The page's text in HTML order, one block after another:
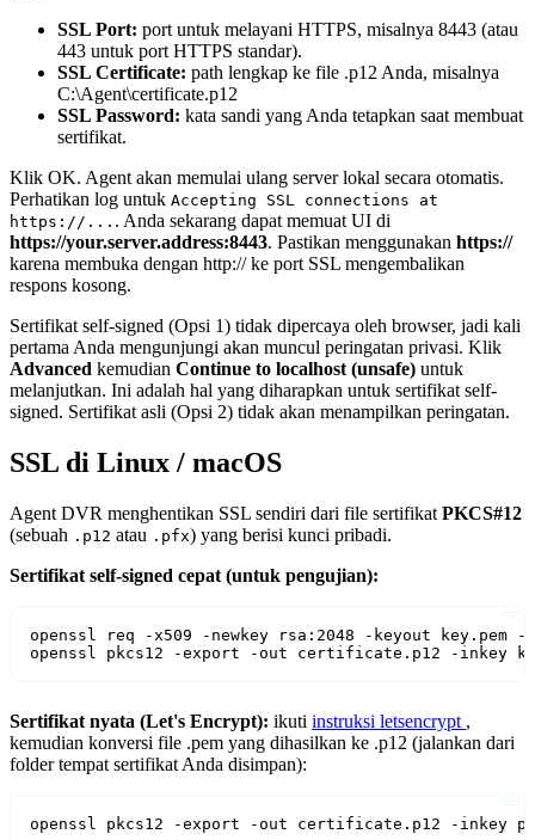
SSL Port: port untuk melayani HTTPS, misalnya 8443 (atau
443 untuk port HTTPS standar).
SSL Certificate: path lengkap ke file .p12 Anda, misalnya
C:\Agent\certificate.p12
SSL Password: kata sandi yang Anda tetapkan saat membuat
sertifikat.
Klik OK. Agent akan memulai ulang server lokal secara otomatis.
Perhatikan log untuk Accepting SSL connections at
https://... . Anda sekarang dapat memuat UI di
https://your.server.address:8443. Pastikan menggunakan https://
karena membuka dengan http:// ke port SSL mengembalikan
respons kosong.
Sertifikat self-signed (Opsi 1) tidak dipercaya oleh browser, jadi kali
pertama Anda mengunjungi akan muncul peringatan privasi. Klik
Advanced kemudian Continue to localhost (unsafe) untuk
melanjutkan. Ini adalah hal yang diharapkan untuk sertifikat self-
signed. Sertifikat asli (Opsi 2) tidak akan menampilkan peringatan.
SSL di Linux / macOS
Agent DVR menghentikan SSL sendiri dari file sertifikat PKCS#12
(sebuah .p12 atau .pfx) yang berisi kunci pribadi.
Sertifikat self-signed cepat (untuk pengujian):
openssl req -x509 -newkey rsa:2048 -keyout key.pem
openssl pkcs12 -export -out certificate.p12 -inkey
Sertifikat nyata (Let's Encrypt): ikuti instruksi letsencrypt ,
kemudian konversi file .pem yang dihasilkan ke .p12 (jalankan dari
folder tempat sertifikat Anda disimpan):
openssl pkcs12 -export -out certificate.p12 -inkey